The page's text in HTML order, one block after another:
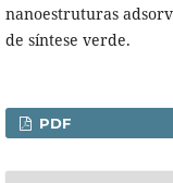
nanoestruturas
de síntese verde.
PDF